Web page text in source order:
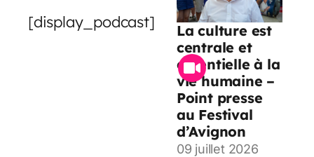
[display_podcast]
La culture est
centrale et
essentielle à la
vie humaine –
Point presse
au Festival
d’Avignon
09 juillet 2026